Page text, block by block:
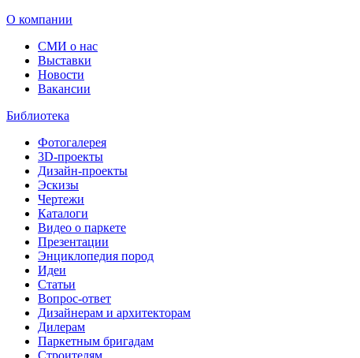
О компании
СМИ о нас
Выставки
Новости
Вакансии
Библиотека
Фотогалерея
3D-проекты
Дизайн-проекты
Эскизы
Чертежи
Каталоги
Видео о паркете
Презентации
Энциклопедия пород
Идеи
Статьи
Вопрос-ответ
Дизайнерам и архитекторам
Дилерам
Паркетным бригадам
Строителям